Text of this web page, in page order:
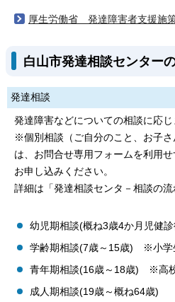
厚生労働省 発達障害者支援施
白山市発達相談センター
発達相談
発達障害などについての相談に応じ
※個別相談（ご自分のこと、お子さ
は、お問合せ専用フォームを利用
お申し込みください。
詳細は「発達相談センタ－相談の流
幼児期相談(概ね3歳4か月児健
学齢期相談(7歳～15歳) ※小学
青年期相談(16歳～18歳) ※高
成人期相談(19歳～概ね64歳)